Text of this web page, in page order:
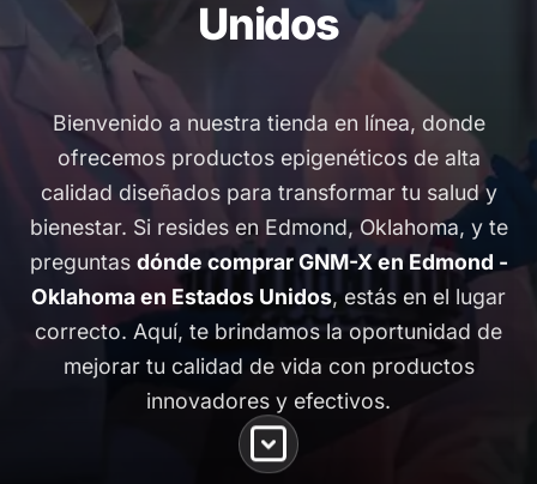
Unidos
Bienvenido a nuestra tienda en línea, donde
ofrecemos productos epigenéticos de alta
calidad diseñados para transformar tu salud y
bienestar. Si resides en Edmond, Oklahoma, y te
preguntas dónde comprar GNM-X en Edmond -
Oklahoma en Estados Unidos, estás en el lugar
correcto. Aquí, te brindamos la oportunidad de
mejorar tu calidad de vida con productos
innovadores y efectivos.